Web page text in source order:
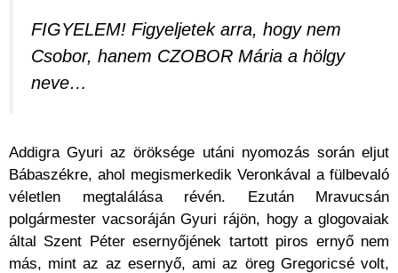
FIGYELEM! Figyeljetek arra, hogy nem
Csobor, hanem CZOBOR Mária a hölgy
neve…
Addigra Gyuri az öröksége utáni nyomozás során eljut
Bábaszékre, ahol megismerkedik Veronkával a fülbevaló
véletlen megtalálása révén. Ezután Mravucsán
polgármester vacsoráján Gyuri rájön, hogy a glogovaiak
által Szent Péter esernyőjének tartott piros ernyő nem
más, mint az az esernyő, ami az öreg Gregoricsé volt,